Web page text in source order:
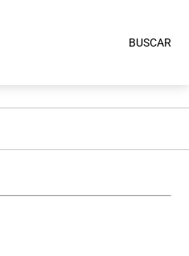
BUSCAR